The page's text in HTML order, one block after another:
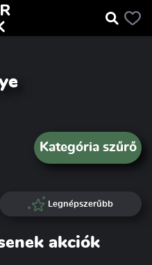
Kategória szűrő
Legnépszerűbb
akciók